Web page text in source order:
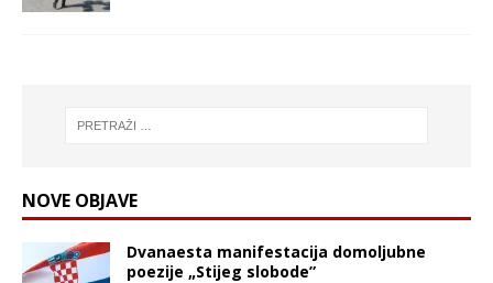
NOVE OBJAVE
Dvanaesta manifestacija domoljubne
poezije „Stijeg slobode”